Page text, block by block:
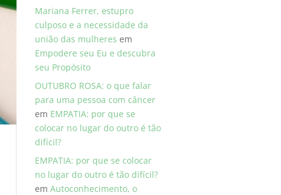
Mariana Ferrer, estupro
culposo e a necessidade da
união das mulheres em
Empodere seu Eu e descubra
seu Propósito
OUTUBRO ROSA: o que falar
para uma pessoa com câncer
em EMPATIA: por que se
colocar no lugar do outro é tão
difícil?
EMPATIA: por que se colocar
no lugar do outro é tão difícil?
em Autoconhecimento, o